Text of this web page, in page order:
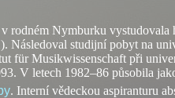
rodném Nymburku
Následoval studijní pobyt na
für Musikwissenschaft při
V letech 1982–86 působila
. Interní vědeckou aspiranturu